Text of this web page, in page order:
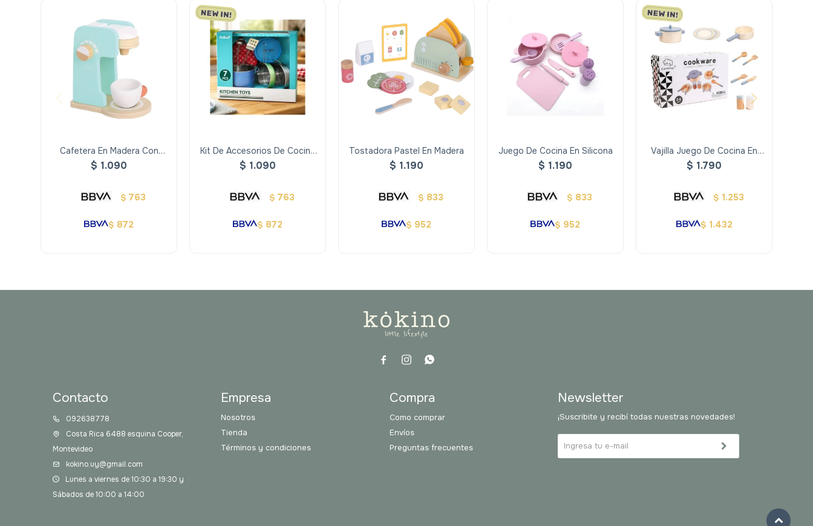
Cafetera En Madera Con
Accesorios
$ 1.090
$ 763
$ 872
Kit De Accesorios De Cocina
Metal 7 Pz
$ 1.090
$ 763
$ 872
Tostadora Pastel En Madera
$ 1.190
$ 833
$ 952
Juego De Cocina En Silicona
$ 1.190
$ 833
$ 952
Vajilla Juego De Cocina En
Madera
$ 1.790
$ 1.253
$ 1.432
  
Contacto
092638778
Costa Rica 6488 esquina Cooper,
Montevideo
kokino.uy@gmail.com
Lunes a viernes de 10:30 a 19:30 y
Sábados de 10:00 a 14:00
Empresa
Nosotros
Tienda
Términos y condiciones
Compra
Como comprar
Envíos
Preguntas frecuentes
Newsletter
¡Suscribite y recibí todas nuestras novedades!